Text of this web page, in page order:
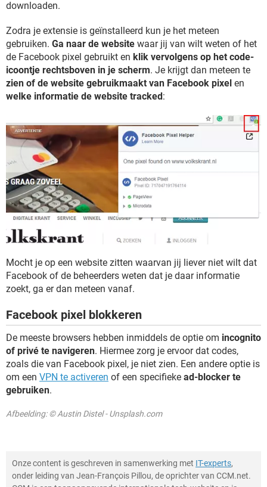
downloaden.
Zodra je extensie is geïnstalleerd kun je het meteen
gebruiken. Ga naar de website waar jij van wilt weten of het
de Facebook pixel gebruikt en klik vervolgens op het code-
icoontje rechtsboven in je scherm. Je krijgt dan meteen te
zien of de website gebruikmaakt van Facebook pixel en
welke informatie de website tracked:
Mocht je op een website zitten waarvan jij liever niet wilt dat
Facebook of de beheerders weten dat je daar informatie
zoekt, ga er dan meteen vanaf.
Facebook pixel blokkeren
De meeste browsers hebben inmiddels de optie om incognito
of privé te navigeren. Hiermee zorg je ervoor dat codes,
zoals die van Facebook pixel, je niet zien. Een andere optie is
om een VPN te activeren of een specifieke ad-blocker te
gebruiken.
Afbeelding: © Austin Distel - Unsplash.com
Onze content is geschreven in samenwerking met IT-experts,
onder leiding van Jean-François Pillou, de oprichter van CCM.net.